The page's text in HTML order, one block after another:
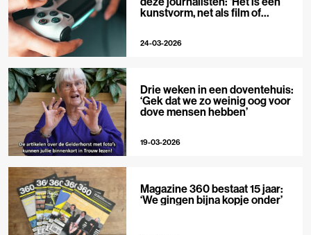
kunstvorm, net als film of
24-03-2026
Drie weken in een doventehuis:
‘Gek dat we zo weinig oog voor
dove mensen hebben’
19-03-2026
Magazine 360 bestaat 15 jaar:
‘We gingen bijna kopje onder’